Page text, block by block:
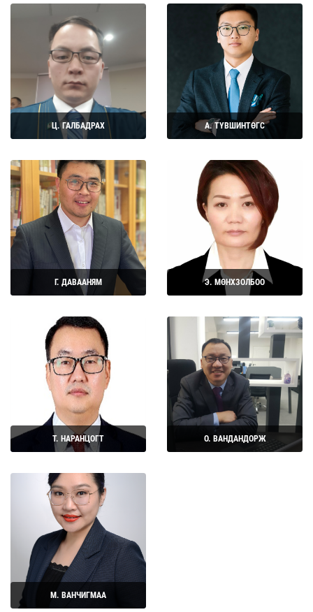
Дэлгэрэнгүй
Ц. ГАЛБАДРАХ
Дэлгэрэнгүй
А. ТҮВШИНТӨГС
Дэлгэрэнгүй
Г. ДАВААНЯМ
Дэлгэрэнгүй
Э. МӨНХЗОЛБОО
Дэлгэрэнгүй
Т. НАРАНЦОГТ
Дэлгэрэнгүй
О. ВАНДАНДОРЖ
М. ВАНЧИГМАА